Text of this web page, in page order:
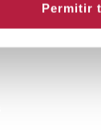
Permitir